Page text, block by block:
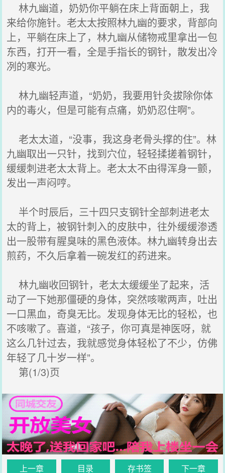
林九幽道，奶奶你平躺在床上背面朝上，我
来给你施针。老太太按照林九幽的要求，背部向
上，平躺在床上了，林九幽从储物戒里拿出一包
东西，打开一看，全是手指长的钢针，散发出冷
冽的寒光。
林九幽轻声道，“奶奶，我要用针灸拔除你体
内的毒火，但是可能有点痛，奶奶忍住啊”。
老太太道，“没事，我这身老骨头撑的住”。林
九幽取出一只针，找到穴位，轻轻揉搓着钢针，
缓缓刺进老太太背上。老太太不由得浑身一颤，
发出一声闷哼。
半个时辰后，三十四只支钢针全部刺进老太
太的背上，被钢针刺入的皮肤中，往外缓缓渗透
出一股带有腥臭味的黑色液体。林九幽转身出去
煎药，不久后拿着一碗发红的药进来。
林九幽收回钢针，老太太缓缓坐了起来，活
动了一下她那僵硬的身体，突然咳嗽两声，吐出
一口黑血，奇臭无比。发现身体无比的轻松，也
不咳嗽了。喜道，“孩子，你可真是神医呀，就
这么几针过去，我就感觉身体轻松了不少，仿佛
年轻了几十岁一样”。
第(1/3)页
上一章 目录 存书签 下一章